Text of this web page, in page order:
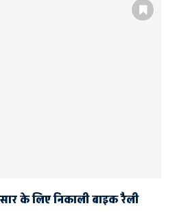
के लिए निकाली बाइक रैली